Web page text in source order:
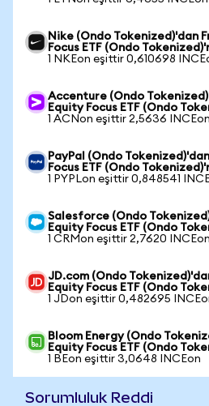
Nike (Ondo Tokenized)'dan
Focus ETF (Ondo
1 NKEon eşittir 0,610698
Accenture (Ondo
Equity Focus ETF (Ondo
1 ACNon eşittir 2,5636 INCEon
PayPal (Ondo
Focus ETF (Ondo
1 PYPLon eşittir 0,848541
Salesforce (Ondo
Equity Focus ETF (Ondo
1 CRMon eşittir 2,7620 INCEon
JD.com (Ondo
Equity Focus ETF (Ondo
1 JDon eşittir 0,482695
Bloom Energy (Ondo
Equity Focus ETF (Ondo
1 BEon eşittir 3,0648 INCEon
Sorumluluk Reddi